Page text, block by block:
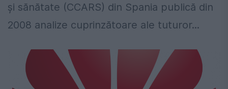
și sănătate (CCARS) din Spania publică din
2008 analize cuprinzătoare ale tuturor...